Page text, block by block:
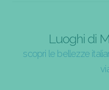
Luoghi di
scopri le bellezze